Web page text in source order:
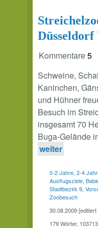
Düsseldorf
Kommentare5
Schweine,
Kaninchen,
und Hühner
Besuch im
insgesamt 70
Buga-Gelände
weiter
0-2 Jahre, 2-4
Ausflugsziele,
Stadtbezirk 9,
Zoobesuch
30.08.2009
179 Wörter,